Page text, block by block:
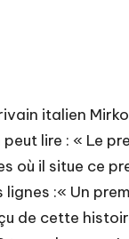
italien
lire : « Le
où il situe ce
lignes :« Un
de cette